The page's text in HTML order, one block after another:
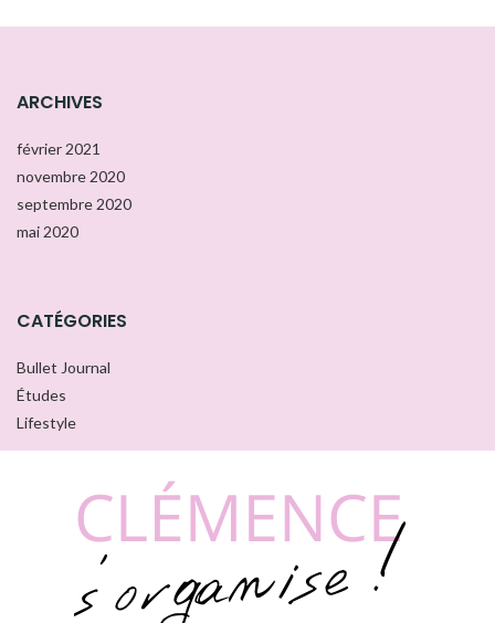
ARCHIVES
février 2021
novembre 2020
septembre 2020
mai 2020
CATÉGORIES
Bullet Journal
Études
Lifestyle